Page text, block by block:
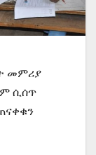
መምሪያ
ሲሰጥ